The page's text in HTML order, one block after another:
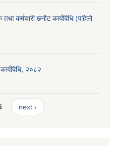
कर्मचारी छनौट कार्यविधि (पहिलो
२०८२
next ›